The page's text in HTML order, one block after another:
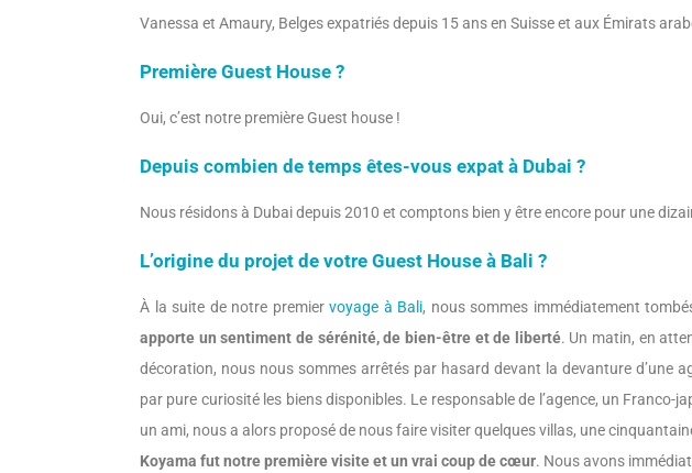
Vanessa et Amaury, Belges expatriés depuis 15 ans en Suisse et aux Émirats
Première Guest House ?
Oui, c’est notre première Guest house !
Depuis combien de temps êtes-vous expat à Dubai ?
Nous résidons à Dubai depuis 2010 et comptons bien y être encore pour une
L’origine du projet de votre Guest House à Bali ?
À la suite de notre premier voyage à Bali, nous sommes immédiatement
apporte un sentiment de sérénité, de bien-être et de liberté. Un matin, en
décoration, nous nous sommes arrêtés par hasard devant la devanture d’une
par pure curiosité les biens disponibles. Le responsable de l’agence, un Franco-
un ami, nous a alors proposé de nous faire visiter quelques villas, une
Koyama fut notre première visite et un vrai coup de cœur. Nous avons